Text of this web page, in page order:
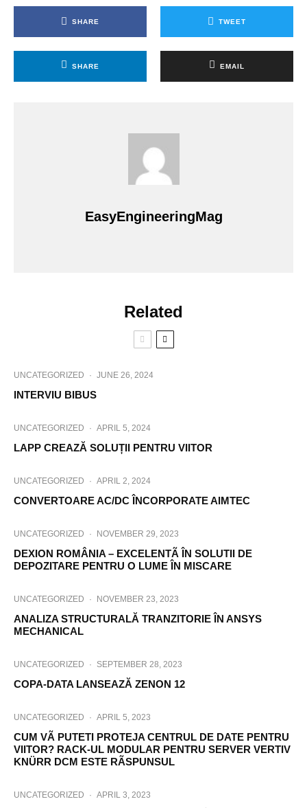
SHARE TWEET
SHARE EMAIL
EasyEngineeringMag
Related
UNCATEGORIZED · JUNE 26, 2024
INTERVIU BIBUS
UNCATEGORIZED · APRIL 5, 2024
LAPP CREAZĂ SOLUȚII PENTRU VIITOR
UNCATEGORIZED · APRIL 2, 2024
CONVERTOARE AC/DC ÎNCORPORATE AIMTEC
UNCATEGORIZED · NOVEMBER 29, 2023
DEXION ROMÂNIA – EXCELENTÃ ÎN SOLUTII DE
DEPOZITARE PENTRU O LUME ÎN MISCARE
UNCATEGORIZED · NOVEMBER 23, 2023
ANALIZA STRUCTURALĂ TRANZITORIE ÎN ANSYS
MECHANICAL
UNCATEGORIZED · SEPTEMBER 28, 2023
COPA-DATA LANSEAZĂ ZENON 12
UNCATEGORIZED · APRIL 5, 2023
CUM VÃ PUTETI PROTEJA CENTRUL DE DATE PENTRU
VIITOR? RACK-UL MODULAR PENTRU SERVER VERTIV
KNÜRR DCM ESTE RÃSPUNSUL
UNCATEGORIZED · APRIL 3, 2023